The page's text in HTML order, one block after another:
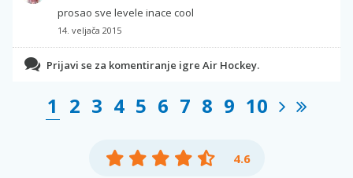
prosao sve levele inace cool
14. veljača 2015
Prijavi se za komentiranje igre Air Hockey.
1 2 3 4 5 6 7 8 9 10
4.6